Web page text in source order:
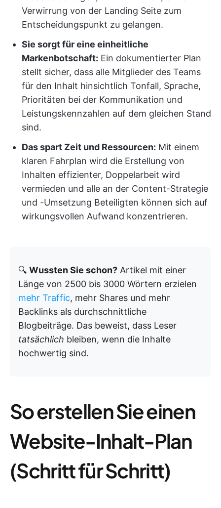
Verwirrung von der Landing Seite zum
Entscheidungspunkt zu gelangen.
Sie sorgt für eine einheitliche
Markenbotschaft: Ein dokumentierter Plan
stellt sicher, dass alle Mitglieder des Teams
für den Inhalt hinsichtlich Tonfall, Sprache,
Prioritäten bei der Kommunikation und
Leistungskennzahlen auf dem gleichen Stand
sind.
Das spart Zeit und Ressourcen: Mit einem
klaren Fahrplan wird die Erstellung von
Inhalten effizienter, Doppelarbeit wird
vermieden und alle an der Content-Strategie
und -Umsetzung Beteiligten können sich auf
wirkungsvollen Aufwand konzentrieren.
🔍 Wussten Sie schon? Artikel mit einer
Länge von 2500 bis 3000 Wörtern erzielen
mehr Traffic, mehr Shares und mehr
Backlinks als durchschnittliche
Blogbeiträge. Das beweist, dass Leser
tatsächlich bleiben, wenn die Inhalte
hochwertig sind.
So erstellen Sie einen
Website-Inhalt-Plan
(Schritt für Schritt)